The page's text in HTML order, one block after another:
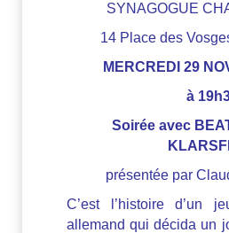
SYNAGOGUE
14 Place des
MERCREDI 29
à
Soirée avec
présentée par
C’est l’histoire d’un
allemand qui décida un